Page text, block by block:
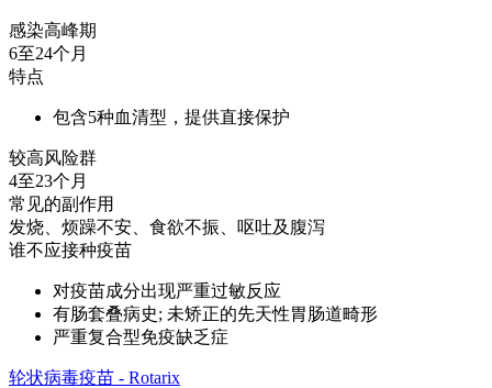
感染高峰期
6至24个月
特点
包含5种血清型，提供直接保护
较高风险群
4至23个月
常见的副作用
发烧、烦躁不安、食欲不振、呕吐及腹泻
谁不应接种疫苗
对疫苗成分出现严重过敏反应
有肠套叠病史; 未矫正的先天性胃肠道畸形
严重复合型免疫缺乏症
轮状病毒疫苗 - Rotarix